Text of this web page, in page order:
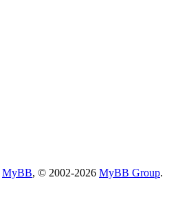
MyBB, © 2002-2026 MyBB Group.